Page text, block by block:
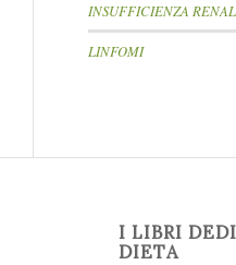
INSUFFICIENZA
LINFOMI
I LIBRI
DIETA